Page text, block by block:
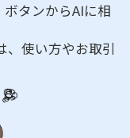
ボタンからAIに相
、使い方やお取引